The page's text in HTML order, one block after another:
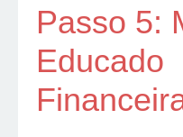
Passo 5:
Educado